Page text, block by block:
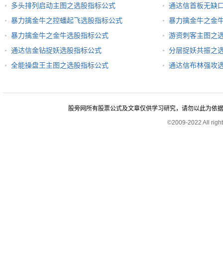
多头排列启动主图之选股指标公式
通达信首板无缺
暴力擒金牛之控蟠起飞选股指标公式
暴力擒金牛之金
暴力擒金牛之金牛选股指标公式
游资刺客主图之
通达信金钻捉妖选股指标公式
分层捉妖共振之
全能操盘王主图之选股指标公式
通达信布林强攻
股旁网所有股票公式及文章仅供学习研究，请勿以此为依
©2009-2022 All